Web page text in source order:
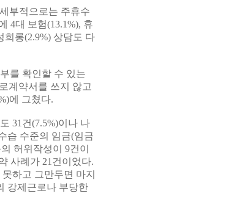
부적으로는 주휴수
4대 보험(13.1%), 휴
희롱(2.9%) 상담도 다
를 확인할 수 있는
계약서를 쓰지 않고
에 그쳤다.
31건(7.5%)이나 나
습 수준의 임금(임금
허위작성이 9건이
사례가 21건이었다.
하고 그만두면 마지
강제근로나 부당한